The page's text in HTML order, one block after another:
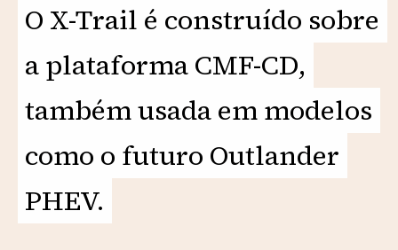
O X-Trail é construído sobre
a plataforma CMF-CD,
também usada em modelos
como o futuro Outlander
PHEV.
O X-Trail é construído sobre
a plataforma CMF-CD,
também usada em modelos
como o futuro Outlander
PHEV.